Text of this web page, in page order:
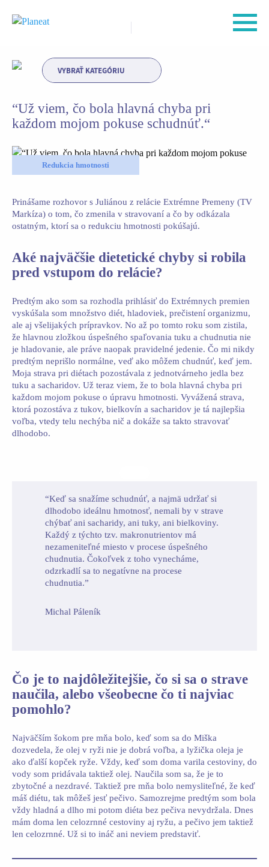
VYBRAŤ KATEGÓRIU
“Už viem, čo bola hlavná chyba pri
každom mojom pokuse schudnúť.“
Redukcia hmotnosti
Prinášame rozhovor s Juliánou z relácie Extrémne Premeny (TV
Markíza) o tom, čo zmenila v stravovaní a čo by odkázala
ostatným, ktorí sa o redukciu hmotnosti pokúšajú.
Aké najväčšie dietetické chyby si robila
pred vstupom do relácie?
Predtým ako som sa rozhodla prihlásiť do Extrémnych premien
vyskúšala som množstvo diét, hladoviek, prečistení organizmu,
ale aj všelijakých prípravkov. No až po tomto roku som zistila,
že hlavnou zložkou úspešného spaľovania tuku a chudnutia nie
je hladovanie, ale práve naopak pravidelné jedenie. Čo mi nikdy
predtým neprišlo normálne, veď ako môžem chudnúť, keď jem.
Moja strava pri diétach pozostávala z jednotvárneho jedla bez
tuku a sacharidov. Už teraz viem, že to bola hlavná chyba pri
každom mojom pokuse o úpravu hmotnosti. Vyvážená strava,
ktorá pozostáva z tukov, bielkovín a sacharidov je tá najlepšia
voľba, vtedy telu nechýba nič a dokáže sa takto stravovať
dlhodobo.
“Keď sa snažíme schudnúť, a najmä udržať si
dlhodobo ideálnu hmotnosť, nemali by v strave
chýbať ani sacharidy, ani tuky, ani bielkoviny.
Každý z týchto tzv. makronutrientov má
nezameniteľné miesto v procese úspešného
chudnutia. Čokoľvek z toho vynecháme,
odzrkadlí sa to negatívne na procese
chudnutia.”
Michal Páleník
Čo je to najdôležitejšie, čo si sa o strave
naučila, alebo všeobecne čo ti najviac
pomohlo?
Najväčším šokom pre mňa bolo, keď som sa do Miška
dozvedela, že olej v ryži nie je dobrá voľba, a lyžička oleja je
ako ďalší kopček ryže. Vždy, keď som doma varila cestoviny, do
vody som pridávala taktiež olej. Naučila som sa, že je to
zbytočné a nezdravé. Taktiež pre mňa bolo nemysliteľné, že keď
máš diétu, tak môžeš jesť pečivo. Samozrejme predtým som bola
vždy hladná a dlho mi potom diéta bez pečiva nevydržala. Dnes
mám doma len celozrnné cestoviny aj ryžu, a pečivo jem taktiež
len celozrnné. Už si to ináč ani neviem predstaviť.